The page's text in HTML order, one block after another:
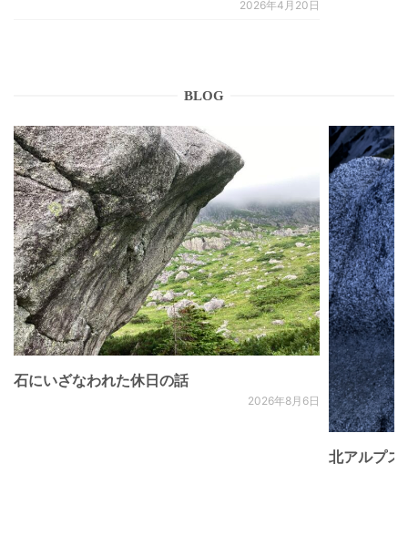
2026年4月20日
BLOG
石にいざなわれた休日の話
2026年8月6日
北アルプ